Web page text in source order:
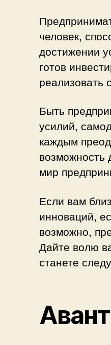
человек,
достижении
готов
реализовать
Быть
усилий,
каждым
возможность
мир
Если вам
инноваций,
возможно,
Дайте волю
станете